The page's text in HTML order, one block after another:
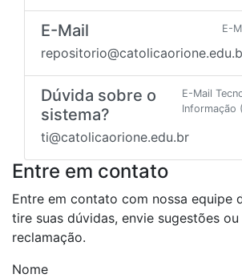
E-Mail E-
Dúvida sobre o
sistema?
E-Mail
Informação
ti@catolicaorione.edu.br
Entre em contato
Entre em contato com nossa equipe
tire suas dúvidas, envie sugestões
reclamação.
Nome